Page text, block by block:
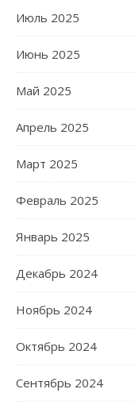
Июль 2025
Июнь 2025
Май 2025
Апрель 2025
Март 2025
Февраль 2025
Январь 2025
Декабрь 2024
Ноябрь 2024
Октябрь 2024
Сентябрь 2024